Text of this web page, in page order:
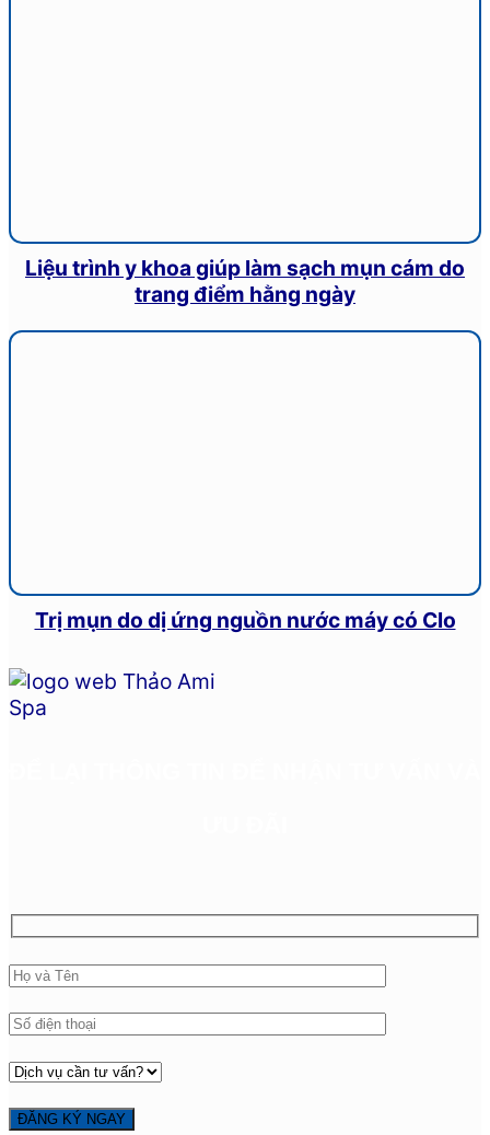
Liệu trình y khoa giúp làm sạch mụn cám do
trang điểm hằng ngày
Trị mụn do dị ứng nguồn nước máy có Clo